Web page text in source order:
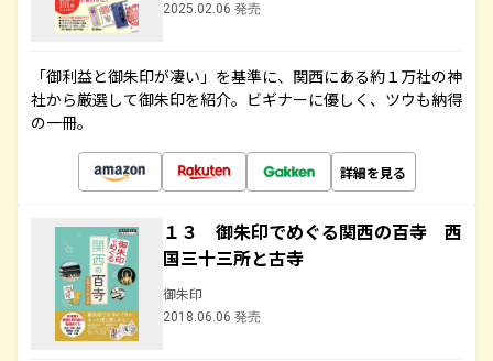
2025.02.06 発売
「御利益と御朱印が凄い」を基準に、関西にある約１万社の神
社から厳選して御朱印を紹介。ビギナーに優しく、ツウも納得
の一冊。
詳細を見る
１３ 御朱印でめぐる関西の百寺 西
国三十三所と古寺
御朱印
2018.06.06 発売